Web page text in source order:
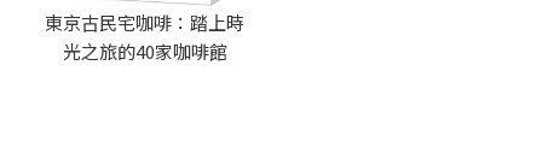
東京古民宅咖啡：踏上時
光之旅的40家咖啡館